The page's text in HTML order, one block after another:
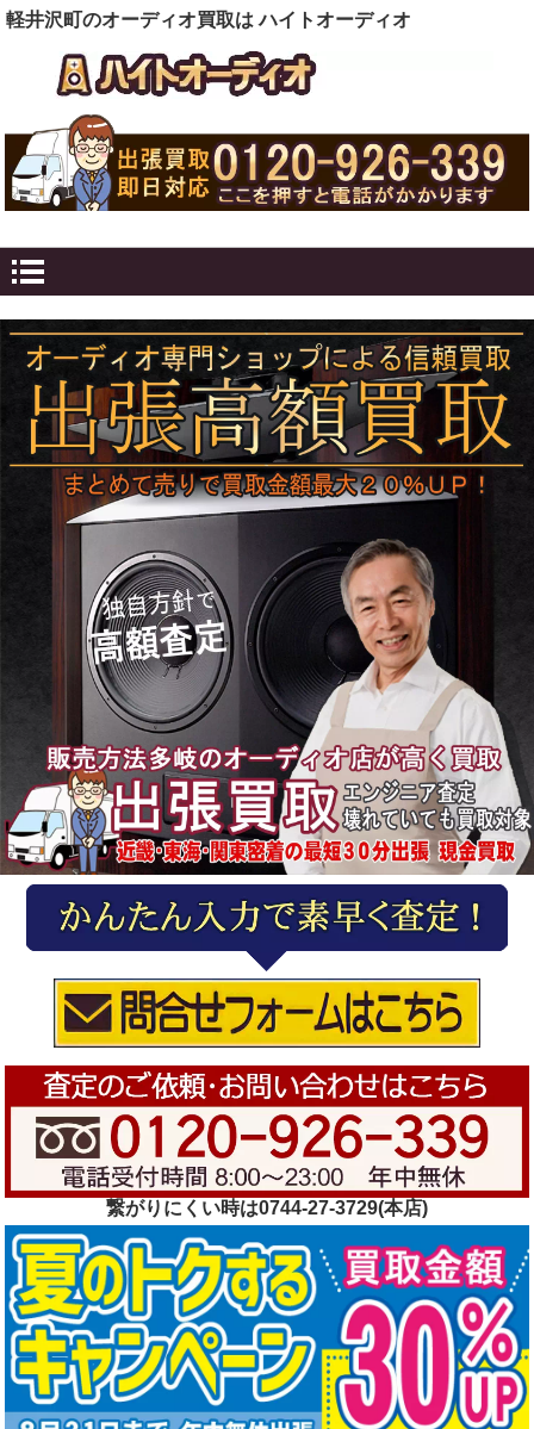
軽井沢町のオーディオ買取は ハイトオーディオ
繋がりにくい時は0744-27-3729(本店)